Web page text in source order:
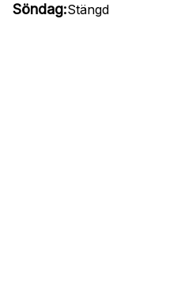
Söndag:Stängd